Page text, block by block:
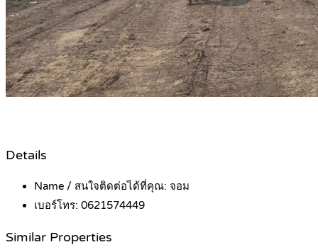
Details
Name / สนใจติดต่อได้ที่คุณ: จอม
เบอร์โทร: 0621574449
Similar Properties